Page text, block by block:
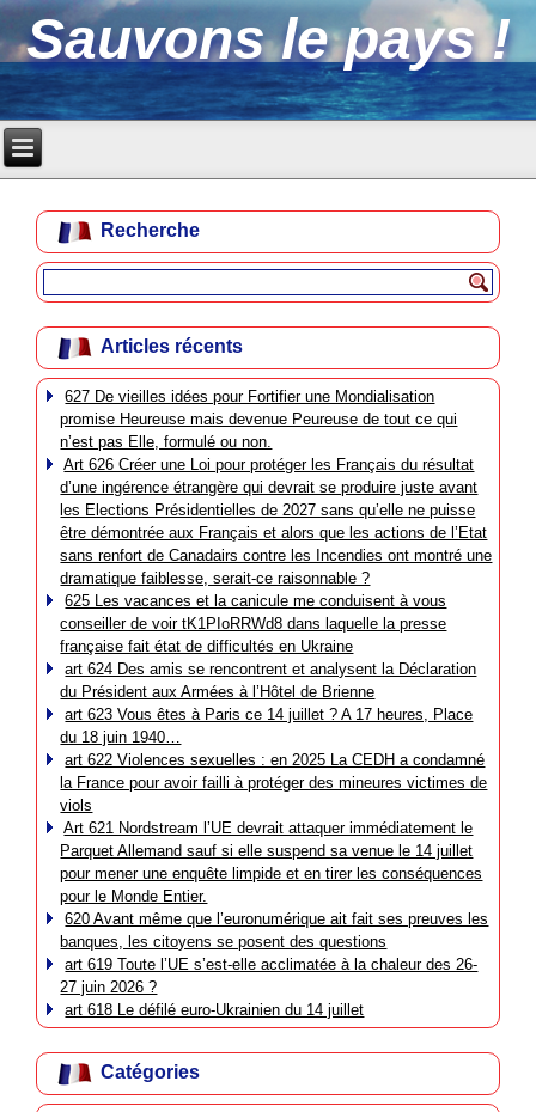
Sauvons le pays !
Recherche
Articles récents
627 De vieilles idées pour Fortifier une Mondialisation
promise Heureuse mais devenue Peureuse de tout ce qui
n’est pas Elle, formulé ou non.
Art 626 Créer une Loi pour protéger les Français du résultat
d’une ingérence étrangère qui devrait se produire juste avant
les Elections Présidentielles de 2027 sans qu’elle ne puisse
être démontrée aux Français et alors que les actions de l’Etat
sans renfort de Canadairs contre les Incendies ont montré une
dramatique faiblesse, serait-ce raisonnable ?
625 Les vacances et la canicule me conduisent à vous
conseiller de voir tK1PIoRRWd8 dans laquelle la presse
française fait état de difficultés en Ukraine
art 624 Des amis se rencontrent et analysent la Déclaration
du Président aux Armées à l’Hôtel de Brienne
art 623 Vous êtes à Paris ce 14 juillet ? A 17 heures, Place
du 18 juin 1940…
art 622 Violences sexuelles : en 2025 La CEDH a condamné
la France pour avoir failli à protéger des mineures victimes de
viols
Art 621 Nordstream l’UE devrait attaquer immédiatement le
Parquet Allemand sauf si elle suspend sa venue le 14 juillet
pour mener une enquête limpide et en tirer les conséquences
pour le Monde Entier.
620 Avant même que l’euronumérique ait fait ses preuves les
banques, les citoyens se posent des questions
art 619 Toute l’UE s’est-elle acclimatée à la chaleur des 26-
27 juin 2026 ?
art 618 Le défilé euro-Ukrainien du 14 juillet
Catégories